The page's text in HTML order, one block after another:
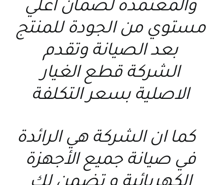
والمعتمدة لضمان اعلي
مستوي من الجودة للمنتج
بعد الصيانة وتقدم
الشركة قطع الغيار
الاصلية بسعر التكلفة
كما ان الشركة هي الرائدة
في صيانة جميع الأجهزة